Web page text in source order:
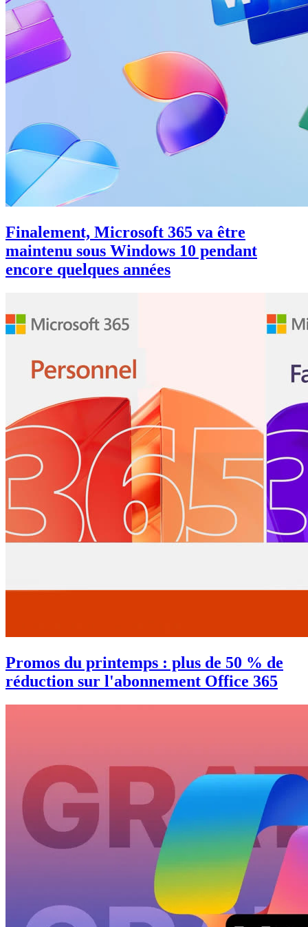
Finalement, Microsoft 365 va être
maintenu sous Windows 10 pendant
encore quelques années
Promos du printemps : plus de 50 % de
réduction sur l'abonnement Office 365